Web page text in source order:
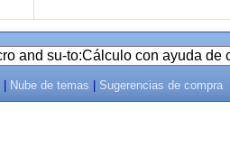
Nube de temas Sugerencias de compra